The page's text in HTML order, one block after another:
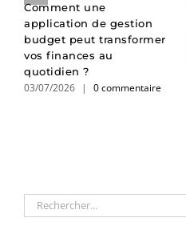
Comment une
application de gestion
budget peut transformer
vos finances au
quotidien ?
03/07/2026 | 0 commentaire
Rechercher: